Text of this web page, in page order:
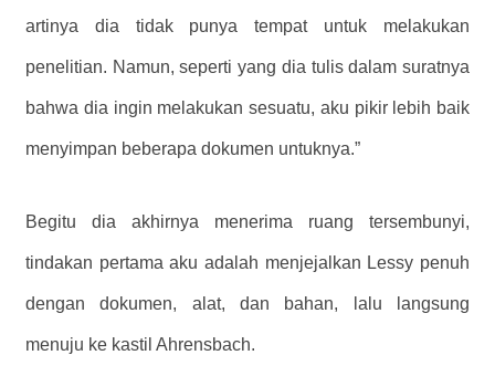
artinya dia tidak punya tempat untuk melakukan
penelitian. Namun, seperti yang dia tulis dalam suratnya
bahwa dia ingin melakukan sesuatu, aku pikir lebih baik
menyimpan beberapa dokumen untuknya.”
Begitu dia akhirnya menerima ruang tersembunyi,
tindakan pertama aku adalah menjejalkan Lessy penuh
dengan dokumen, alat, dan bahan, lalu langsung
menuju ke kastil Ahrensbach.